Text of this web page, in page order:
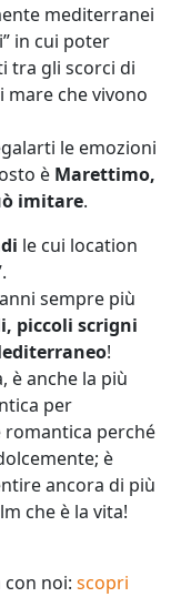
mediterranei
in cui poter
tra gli scorci di
mare che vivono
le emozioni
è Marettimo,
imitare.
le cui location
sempre più
piccoli scrigni
!
è anche la più
per
romantica perché
è
ancora di più
che è la vita!
con noi: scopri